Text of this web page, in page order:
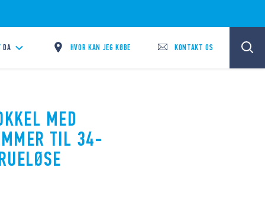
DA HVOR KAN JEG KØBE KONTAKT OS
MED
TIL 34-